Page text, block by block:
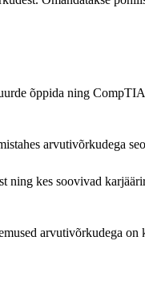
õppida ning
arvutivõrkudega
ning kes soovivad
arvutivõrkudega